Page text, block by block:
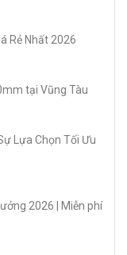
Rẻ Nhất 2026
tại Vũng Tàu
Lựa Chọn Tối Ưu
2026 | Miễn phí